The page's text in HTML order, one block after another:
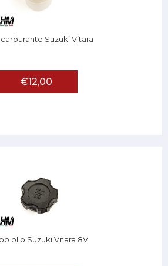
Suzuki Vitara
€12,00
olio Suzuki Vitara 8V